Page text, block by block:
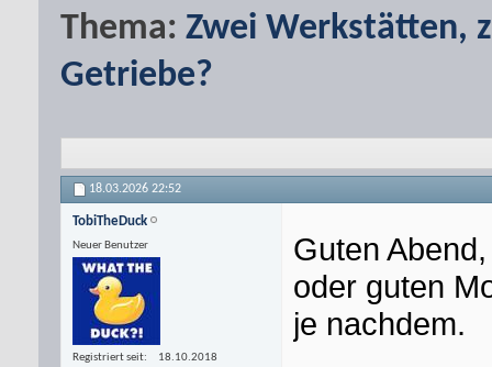
Thema: Zwei Werkstätten,
Getriebe?
18.03.2026 22:52
TobiTheDuck
Neuer Benutzer
Registriert seit
18.10.2018
Guten Abend,
oder guten
je nachdem.